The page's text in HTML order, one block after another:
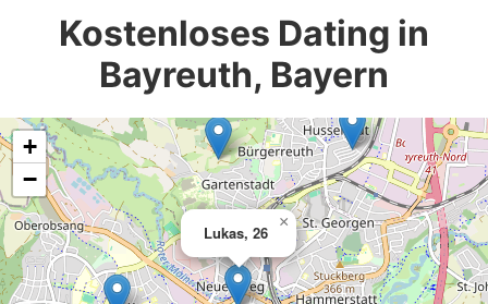
Kostenloses Dating in
Bayreuth, Bayern
Lukas, 26
×
+
−